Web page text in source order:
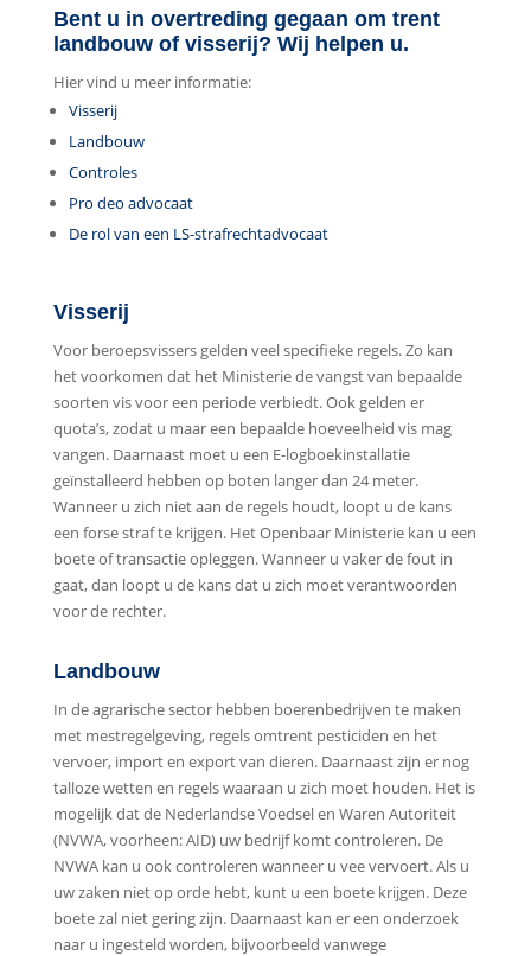
Bent u in overtreding gegaan om trent
landbouw of visserij? Wij helpen u.
Hier vind u meer informatie:
Visserij
Landbouw
Controles
Pro deo advocaat
De rol van een LS-strafrechtadvocaat
Visserij
Voor beroepsvissers gelden veel specifieke regels. Zo kan
het voorkomen dat het Ministerie de vangst van bepaalde
soorten vis voor een periode verbiedt. Ook gelden er
quota’s, zodat u maar een bepaalde hoeveelheid vis mag
vangen. Daarnaast moet u een E-logboekinstallatie
geïnstalleerd hebben op boten langer dan 24 meter.
Wanneer u zich niet aan de regels houdt, loopt u de kans
een forse straf te krijgen. Het Openbaar Ministerie kan u een
boete of transactie opleggen. Wanneer u vaker de fout in
gaat, dan loopt u de kans dat u zich moet verantwoorden
voor de rechter.
Landbouw
In de agrarische sector hebben boerenbedrijven te maken
met mestregelgeving, regels omtrent pesticiden en het
vervoer, import en export van dieren. Daarnaast zijn er nog
talloze wetten en regels waaraan u zich moet houden. Het is
mogelijk dat de Nederlandse Voedsel en Waren Autoriteit
(NVWA, voorheen: AID) uw bedrijf komt controleren. De
NVWA kan u ook controleren wanneer u vee vervoert. Als u
uw zaken niet op orde hebt, kunt u een boete krijgen. Deze
boete zal niet gering zijn. Daarnaast kan er een onderzoek
naar u ingesteld worden, bijvoorbeeld vanwege